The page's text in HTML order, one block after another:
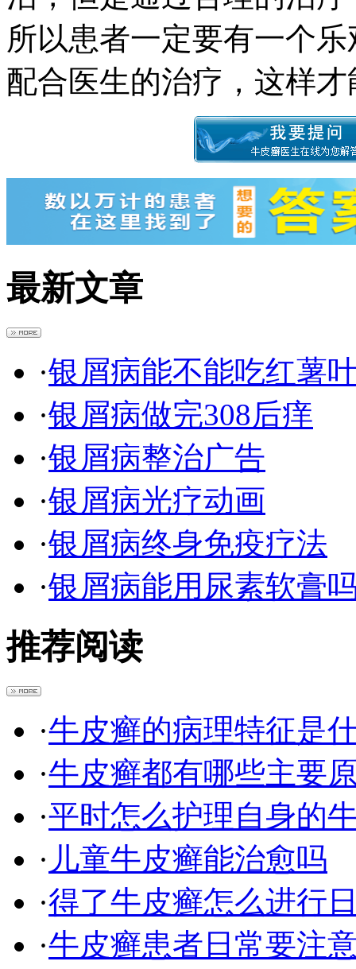
所以患者一定要有一个
配合医生的治疗，这样
最新文章
·银屑病能不能吃红薯
·银屑病做完308后痒
·银屑病整治广告
·银屑病光疗动画
·银屑病终身免疫疗法
·银屑病能用尿素软膏
推荐阅读
·牛皮癣的病理特征是
·牛皮癣都有哪些主要
·平时怎么护理自身的
· 儿童牛皮癣能治愈吗
·得了牛皮癣怎么进行
·牛皮癣患者日常要注